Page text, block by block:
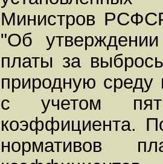
Министров
"Об
платы за
природную
с учетом
коэффициента.
нормативов